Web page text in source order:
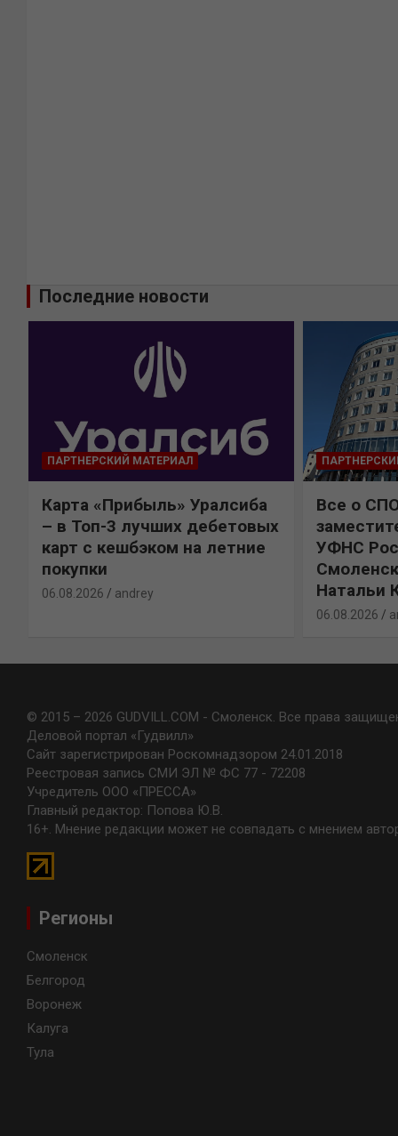
Последние новости
ПАРТНЕРСКИЙ МАТЕРИАЛ
Карта «Прибыль» Уралсиба
– в Топ-3 лучших дебетовых
карт с кешбэком на летние
покупки
06.08.2026 andrey
Все о
УФНС
Натальи
06.08.2026
© 2015 – 2026 GUDVILL.COM - Смоленск. Все права
Деловой портал «Гудвилл»
Сайт зарегистрирован Роскомнадзором 24.01.2018
Реестровая запись СМИ ЭЛ № ФС 77 - 72208
Учредитель ООО «ПРЕССА»
Главный редактор: Попова Ю.В.
16+. Мнение редакции может не совпадать с мнением
Регионы
Смоленск
Белгород
Воронеж
Калуга
Тула